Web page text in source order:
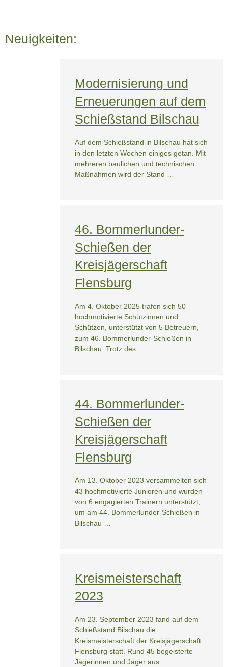
Neuigkeiten:
Modernisierung und
Erneuerungen auf dem
Schießstand Bilschau
Auf dem Schießstand in Bilschau hat sich
in den letzten Wochen einiges getan. Mit
mehreren baulichen und technischen
Maßnahmen wird der Stand …
46. Bommerlunder-
Schießen der
Kreisjägerschaft
Flensburg
Am 4. Oktober 2025 trafen sich 50
hochmotivierte Schützinnen und
Schützen, unterstützt von 5 Betreuern,
zum 46. Bommerlunder-Schießen in
Bilschau. Trotz des …
44. Bommerlunder-
Schießen der
Kreisjägerschaft
Flensburg
Am 13. Oktober 2023 versammelten sich
43 hochmotivierte Junioren und wurden
von 6 engagierten Trainern unterstützt,
um am 44. Bommerlunder-Schießen in
Bilschau …
Kreismeisterschaft
2023
Am 23. September 2023 fand auf dem
Schießstand Bilschau die
Kreismeisterschaft der Kreisjägerschaft
Flensburg statt. Rund 45 begeisterte
Jägerinnen und Jäger aus …